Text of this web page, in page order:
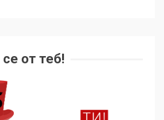
от теб!